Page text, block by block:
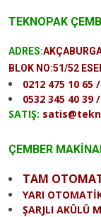
TEKNOPAK
ADRES:
BLOK NO:51/52
0212 475 10 65
0532 345 40 39
SATIŞ:
ÇEMBER
TAM
YARI
ŞARJLI AKÜLÜ